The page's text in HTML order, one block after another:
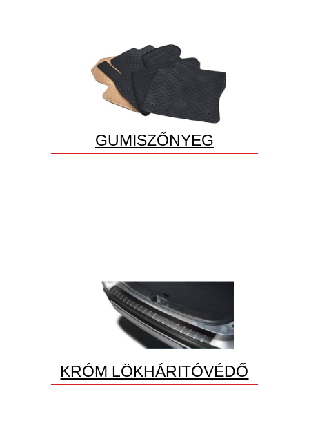
GUMISZŐNYEG
KRÓM LÖKHÁRITÓVÉDŐ